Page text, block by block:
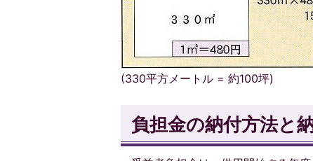
(330平方メートル = 約100坪)
負担金の納付方法と